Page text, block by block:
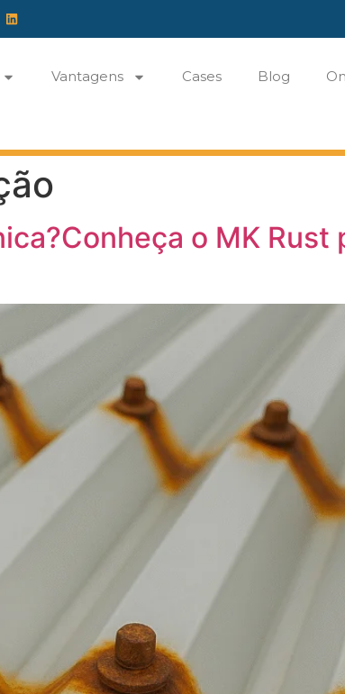
Vantagens Cases Blog
o MK Rust